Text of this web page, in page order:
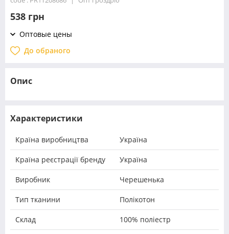
538 грн
Оптовые цены
До обраного
Опис
Характеристики
Країна виробництва Україна
Країна реєстрації бренду Україна
Виробник Черешенька
Тип тканини Полікотон
Склад 100% поліестр